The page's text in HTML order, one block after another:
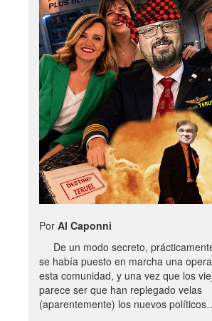
Por Al Caponni
De un modo secreto,
se había puesto en marcha una
esta comunidad, y una vez que los
parece ser que han replegado velas
(aparentemente) los nuevos